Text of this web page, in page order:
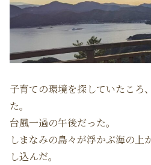
子育ての環境を探していたころ
た。
台風一過の午後だった。
しまなみの島々が浮かぶ海の上
し込んだ。